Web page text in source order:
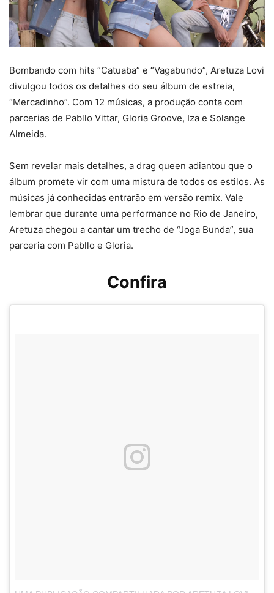
Bombando com hits “Catuaba” e “Vagabundo”, Aretuza Lovi
divulgou todos os detalhes do seu álbum de estreia,
“Mercadinho”. Com 12 músicas, a produção conta com
parcerias de Pabllo Vittar, Gloria Groove, Iza e Solange
Almeida.
Sem revelar mais detalhes, a drag queen adiantou que o
álbum promete vir com uma mistura de todos os estilos. As
músicas já conhecidas entrarão em versão remix. Vale
lembrar que durante uma performance no Rio de Janeiro,
Aretuza chegou a cantar um trecho de “Joga Bunda”, sua
parceria com Pabllo e Gloria.
Confira